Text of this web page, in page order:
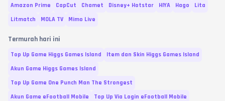
Amazon Prime CapCut Chamet Disney+ Hotstar HIYA Hago
Lita
Litmatch
MOLA TV Mimo Live
Termurah hari ini
Top Up Game Higgs Games Island
Item dan Skin Higgs Games Island
Akun Game Higgs Games Island
Top Up Game One Punch Man The Strongest
Akun Game eFootball Mobile
Top Up Via Login eFootball Mobile